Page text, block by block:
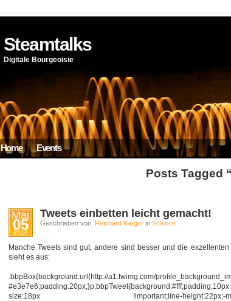
Steamtalks
Digitale Bourgeoisie
Home Events
Posts Tagged
Mai
05
2010
Tweets einbetten leicht gemacht!
Geschrieben von: Reinhard Karger inScience
Manche Tweets sind gut, andere sind besser und die
sieht es aus:
.bbpBox{background:url(http://a1.twimg.com/
size:18px !important;line-height:22px;-moz-border-